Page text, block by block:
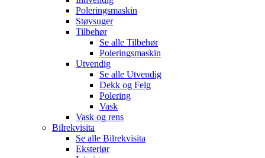
Poleringsmaskin
Støvsuger
Tilbehør
Se alle Tilbehør
Poleringsmaskin
Utvendig
Se alle Utvendig
Dekk og Felg
Polering
Vask
Vask og rens
Bilrekvisita
Se alle Bilrekvisita
Eksteriør